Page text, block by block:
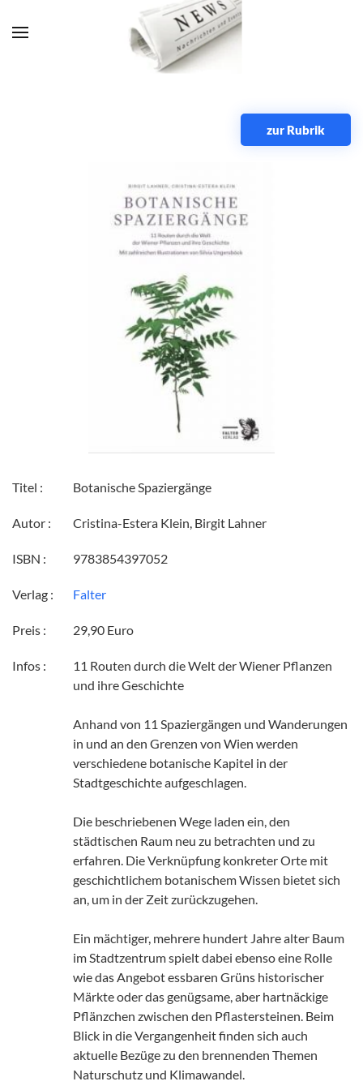
Zum Hauptinhalt springen
zur Rubrik
Titel : Botanische Spaziergänge
Autor : Cristina-Estera Klein, Birgit Lahner
ISBN : 9783854397052
Verlag : Falter
Preis : 29,90 Euro
Infos :
11 Routen durch die Welt der Wiener Pflanzen
und ihre Geschichte
Anhand von 11 Spaziergängen und Wanderungen
in und an den Grenzen von Wien werden
verschiedene botanische Kapitel in der
Stadtgeschichte aufgeschlagen.
Die beschriebenen Wege laden ein, den
städtischen Raum neu zu betrachten und zu
erfahren. Die Verknüpfung konkreter Orte mit
geschichtlichem botanischem Wissen bietet sich
an, um in der Zeit zurückzugehen.
Ein mächtiger, mehrere hundert Jahre alter Baum
im Stadtzentrum spielt dabei ebenso eine Rolle
wie das Angebot essbaren Grüns historischer
Märkte oder das genügsame, aber hartnäckige
Pflänzchen zwischen den Pflastersteinen. Beim
Blick in die Vergangenheit finden sich auch
aktuelle Bezüge zu den brennenden Themen
Naturschutz und Klimawandel.